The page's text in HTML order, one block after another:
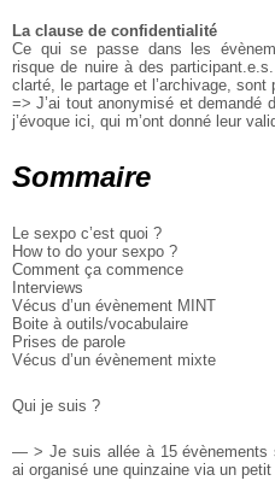
La clause de confidentialité
Ce qui se passe dans les
risquede nuire à des participant.e.s.
clarté, le partage et l’archivage, sont
=> J’ai tout anonymisé et demandé
j’évoque ici, qui m’ont donné leur
Sommaire
Le sexpo c’est quoi ?
How to do your sexpo ?
Comment ça commence
Interviews
Vécus d’un évènement MINT
Boite à outils/vocabulaire
Prises de parole
Vécus d’un évènement mixte
Qui je suis ?
— > Je suis allée à 15
ai organisé une quinzaine via un petit